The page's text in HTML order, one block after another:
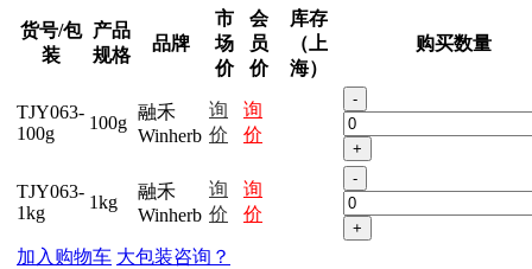
货号/包
装
产品
规格
品牌
市
场
价
会
员
价
库存
（上
海）
购买数量
TJY063-
100g
100g
融禾
Winherb
询
价
询
价
-
+
TJY063-
1kg
1kg
融禾
Winherb
询
价
询
价
-
+
加入购物车 大包装咨询？